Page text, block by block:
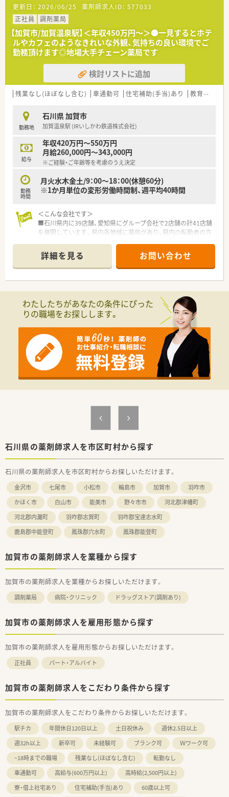
更新日： 2026/06/25 薬剤師求人ID： 577033
正社員
調剤薬局
【加賀市/加賀温泉駅】＜年収450万円～＞●一見するとホテ
ルやカフェのようなきれいな外観、気持ちの良い環境でご
勤務頂けます◎地場大手チェーン薬局です
検討リストに追加
残業なし(ほぼなし含む) 車通勤可 住宅補助(手当)あり 教育制度あり
勤務地
石川県 加賀市
加賀温泉駅 (IRいしかわ鉄道株式会社)
給与
年収420万円～550万円
月給260,000円～343,000円
※ご経験・ご年齢等を考慮のうえ決定
勤務
時間
月火水木金土/9：00～18：00(休憩60分)
※1か月単位の変形労働時間制、週平均40時間
＜こんな会社です＞
■石川県内に39店舗、愛知県にグループ会社で2店舗の計41店舗
を展開しています。県内各地域に薬局があり、県内の転勤者の方
■薬局としての機能だけではなく、サプリメントやカフェなども
作っています。
＜店舗特徴＞
■カフェのようなおしゃれな薬局です。
＜福利厚生＞
■初年度有給20日の付与があり、平均取得日数も14日になって
■調剤室の機械化を積極的に進めており、設備も充実していま
す。
詳細を見る お問い合わせ
わたしたちがあなたの条件にぴった
りの職場をお探しします。
石川県の薬剤師求人を市区町村から探す
石川県の薬剤師求人を市区町村からお探しいただけます。
金沢市 七尾市 小松市 輪島市 加賀市
羽咋市
かほく市
白山市 能美市 野々市市
河北郡津幡町
河北郡内灘町
羽咋郡志賀町
羽咋郡宝達志水町
鹿島郡中能登町
鳳珠郡穴水町 鳳珠郡能登町
加賀市の薬剤師求人を業種から探す
加賀市の薬剤師求人を業種からお探しいただけます。
調剤薬局 病院・クリニック ドラッグストア(調剤あり)
加賀市の薬剤師求人を雇用形態から探す
加賀市の薬剤師求人を雇用形態からお探しいただけます。
正社員 パート・アルバイト
加賀市の薬剤師求人をこだわり条件から探す
加賀市の薬剤師求人をこだわり条件からお探しいただけます。
駅チカ 年間休日120日以上 土日祝休み
週休2.5日以上
週32h以上
新卒可 未経験可 ブランク可
Ｗワーク可
~18時までの職場
残業なし(ほぼなし含む)
転勤なし
車通勤可
高給与(600万円以上)
高時給(2,500円以上)
寮・借上社宅あり
住宅補助(手当)あり
60歳以上可